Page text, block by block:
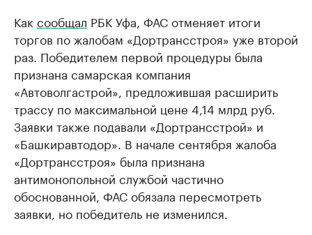
Как сообщал РБК Уфа, ФАС отменяет итоги
торгов по жалобам «Дортрансстроя» уже второй
раз. Победителем первой процедуры была
признана самарская компания
«Автоволгастрой», предложившая расширить
трассу по максимальной цене 4,14 млрд руб.
Заявки также подавали «Дортрансстрой» и
«Башкиравтодор». В начале сентября жалоба
«Дортрансстроя» была признана
антимонопольной службой частично
обоснованной, ФАС обязала пересмотреть
заявки, но победитель не изменился.